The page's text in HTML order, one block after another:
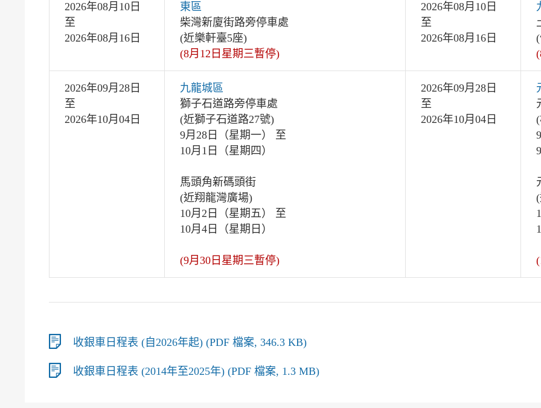
2026年08月10日
至
2026年08月16日
東區
柴灣新廈街路旁停車處
(近樂軒臺5座)
(8月12日星期三暫停)
2026年08月10日
至
2026年08月16日
2026年09月28日
至
2026年10月04日
九龍城區
獅子石道路旁停車處
(近獅子石道路27號)
9月28日（星期一） 至
10月1日（星期四）
馬頭角新碼頭街
(近翔龍灣廣場)
10月2日（星期五） 至
10月4日（星期日）
(9月30日星期三暫停)
2026年09月28日
至
2026年10月04日
收銀車日程表 (自2026年起) (PDF 檔案, 346.3 KB)
收銀車日程表 (2014年至2025年) (PDF 檔案, 1.3 MB)